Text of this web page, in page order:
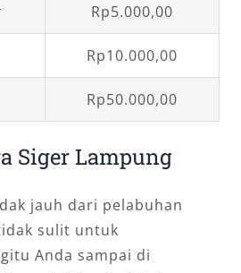
Rp5.000,00
Rp10.000,00
Rp50.000,00
Siger Lampung
jauh dari pelabuhan
sulit untuk
Anda sampai di